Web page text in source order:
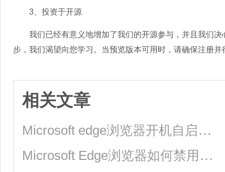
3、投资于开源
我们已经有意义地增加了我们的开源参与，并且我们决
步，我们渴望向您学习。当预览版本可用时，请确保注册并
相关文章
Microsoft edge浏览器开机自启功能如何关闭？
Microsoft Edge浏览器如何禁用全屏模式？